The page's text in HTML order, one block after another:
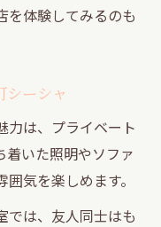
を体験してみるのも
シーシャ
力は、プライベート
着いた照明やソファ
気を楽しめます。
では、友人同士はも